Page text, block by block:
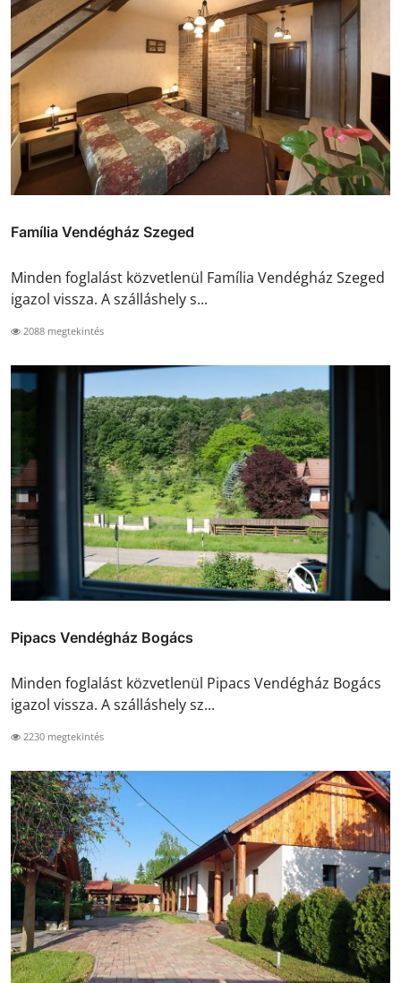
Família Vendégház Szeged
Minden foglalást közvetlenül Família Vendégház Szeged
igazol vissza. A szálláshely s...
2088 megtekintés
Pipacs Vendégház Bogács
Minden foglalást közvetlenül Pipacs Vendégház Bogács
igazol vissza. A szálláshely sz...
2230 megtekintés